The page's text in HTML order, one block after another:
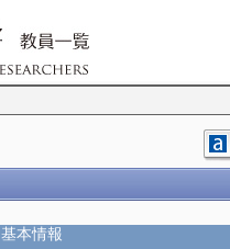
基本情報